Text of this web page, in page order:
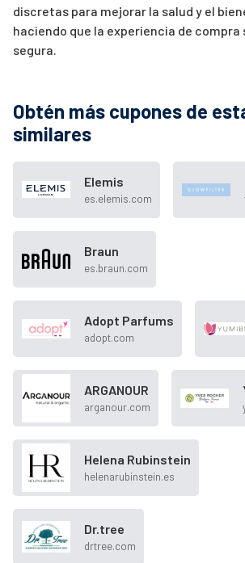
discretas para mejorar la salud y el
haciendo que la experiencia de compra
segura.
Obtén más cupones de
similares
Elemis
es.elemis.com
Braun
es.braun.com
Adopt Parfums
adopt.com
ARGANOUR
arganour.com
Helena Rubinstein
helenarubinstein.es
Dr.tree
drtree.com